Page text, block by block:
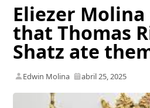
Eliezer
that Thomas
Shatz ate
Edwin Molina abril 25, 2025